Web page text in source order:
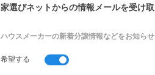
家選びネットからの情報メールを受け
ハウスメーカーの新着分譲情報などをお知らせ
希望する